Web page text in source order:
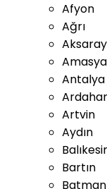
Afyon
Ağrı
Aksaray
Amasya
Antalya
Artvin
Aydın
Balıkesir
Bartın
Batman